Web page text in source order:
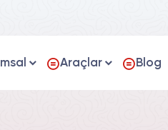
Araçlar Blog